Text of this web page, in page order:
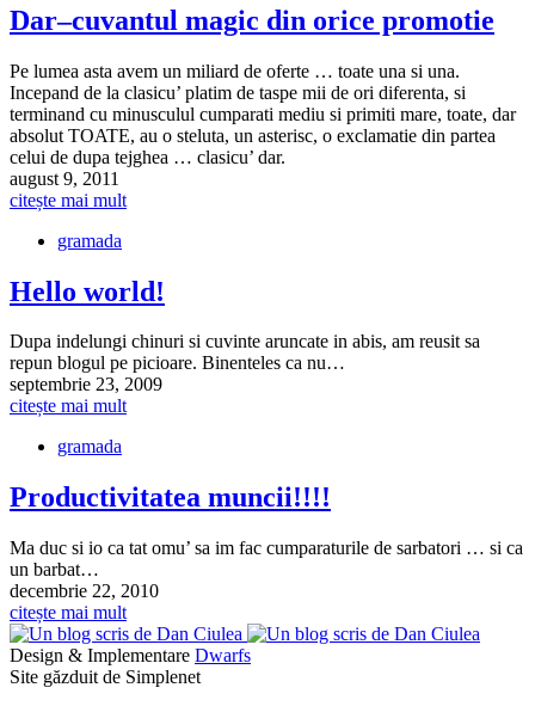
Dar–cuvantul magic din orice promotie
Pe lumea asta avem un miliard de oferte … toate una si una.
Incepand de la clasicu’ platim de taspe mii de ori diferenta, si
terminand cu minusculul cumparati mediu si primiti mare, toate, dar
absolut TOATE, au o steluta, un asterisc, o exclamatie din partea
celui de dupa tejghea … clasicu’ dar.
august 9, 2011
citește mai mult
gramada
Hello world!
Dupa indelungi chinuri si cuvinte aruncate in abis, am reusit sa
repun blogul pe picioare. Binenteles ca nu…
septembrie 23, 2009
citește mai mult
gramada
Productivitatea muncii!!!!
Ma duc si io ca tat omu’ sa im fac cumparaturile de sarbatori … si ca
un barbat…
decembrie 22, 2010
citește mai mult
Design & Implementare Dwarfs
Site găzduit de Simplenet